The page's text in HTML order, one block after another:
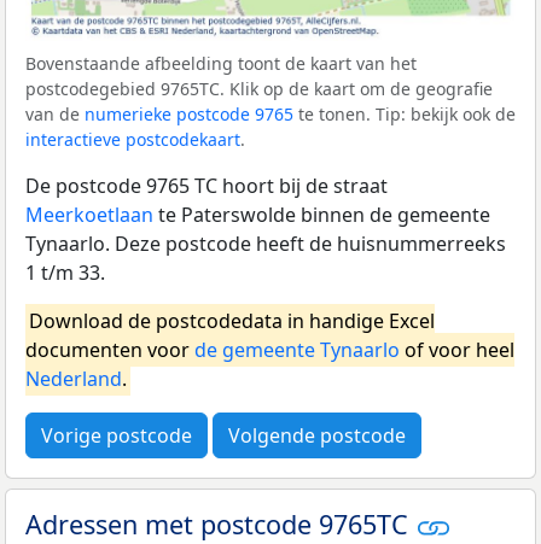
Bovenstaande afbeelding toont de kaart van het
postcodegebied 9765TC. Klik op de kaart om de geografie
van de numerieke postcode 9765 te tonen. Tip: bekijk ook de
interactieve postcodekaart.
De postcode 9765 TC hoort bij de straat
Meerkoetlaan te Paterswolde binnen de gemeente
Tynaarlo. Deze postcode heeft de huisnummerreeks
1 t/m 33.
Download de postcodedata in handige Excel
documenten voorde gemeente Tynaarlo of voor heel
Nederland.
Vorige postcode Volgende postcode
Adressen met postcode 9765TC